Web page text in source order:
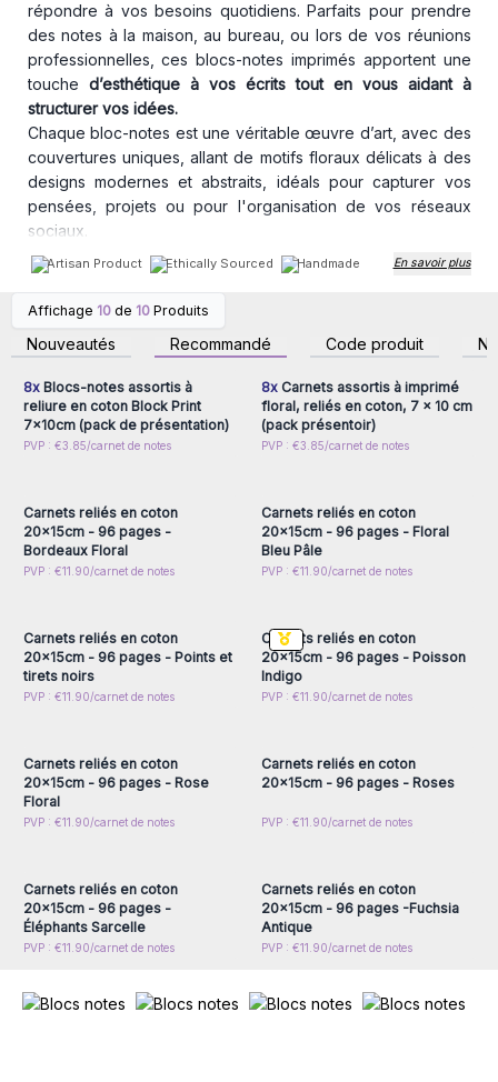
répondre à vos besoins quotidiens. Parfaits pour prendre
des notes à la maison, au bureau, ou lors de vos réunions
professionnelles, ces blocs-notes imprimés apportent une
touche d’esthétique à vos écrits tout en vous aidant à
structurer vos idées.
Chaque bloc-notes est une véritable œuvre d’art, avec des
couvertures uniques, allant de motifs floraux délicats à des
designs modernes et abstraits, idéals pour capturer vos
pensées, projets ou pour l'organisation de vos réseaux
sociaux.
À l’intérieur, vous trouverez des pages de haute qualité,
esquisser des idées créatives, ou planifier vos projets
influenceurs et créateurs de contenu qui cherchent à
organiser leurs idées pour leurs réseaux sociaux. La reliure
solide garantit une durabilité exceptionnelle,vous
permettant de l’emporter partout où votre inspiration vous
mène.
professionnels et créatifs, ce bloc-notes raffiné est l’outil
parfait pour ajouter une touche de sophistication à vos
écrits et à votre espace de travail.
et professionnelle !
Artisan Product Ethically Sourced Handmade En savoir plus
Affichage 10 de 10 Produits
Nouveautés Recommandé Code produit
Connectez-vous ou
inscrivez-vous pour
accéder aux prix de gros
8xBlocs-notes assortis à
reliure en coton Block Print
7x10cm (pack de présentation)
PVP : €3.85/carnet de notes
inscrivez-vous pour
accéder aux prix de gros
8xCarnets assortis à imprimé
floral, reliés en coton, 7 x 10 cm
(pack présentoir)
PVP : €3.85/carnet de notes
Connectez-vous ou
Carnets reliés en coton
20x15cm - 96 pages -
Bordeaux Floral
PVP : €11.90/carnet de notes
Connectez-vous ou
Carnets reliés en coton
20x15cm - 96 pages - Floral
Bleu Pâle
PVP : €11.90/carnet de notes
Connectez-vous ou
Carnets reliés en coton
20x15cm - 96 pages - Points et
tirets noirs
PVP : €11.90/carnet de notes
Connectez-vous ou
Carnets reliés en coton
20x15cm - 96 pages - Poisson
Indigo
PVP : €11.90/carnet de notes
Connectez-vous ou
Carnets reliés en coton
20x15cm - 96 pages - Rose
Floral
PVP : €11.90/carnet de notes
Connectez-vous ou
Carnets reliés en coton
20x15cm - 96 pages - Roses
PVP : €11.90/carnet de notes
Connectez-vous ou
Carnets reliés en coton
20x15cm - 96 pages -
Éléphants Sarcelle
PVP : €11.90/carnet de notes
Connectez-vous ou
Carnets reliés en coton
20x15cm - 96 pages -Fuchsia
Antique
PVP : €11.90/carnet de notes